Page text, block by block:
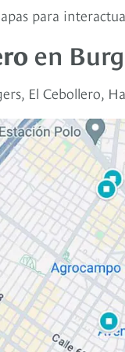
para
en
El Cebollero,